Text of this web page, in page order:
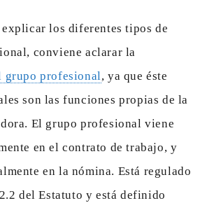
los diferentes tipos de
conviene aclarar la
grupo profesional, ya que éste
son las funciones propias de la
El grupo profesional viene
en el contrato de trabajo, y
en la nómina. Está regulado
del Estatuto y está definido